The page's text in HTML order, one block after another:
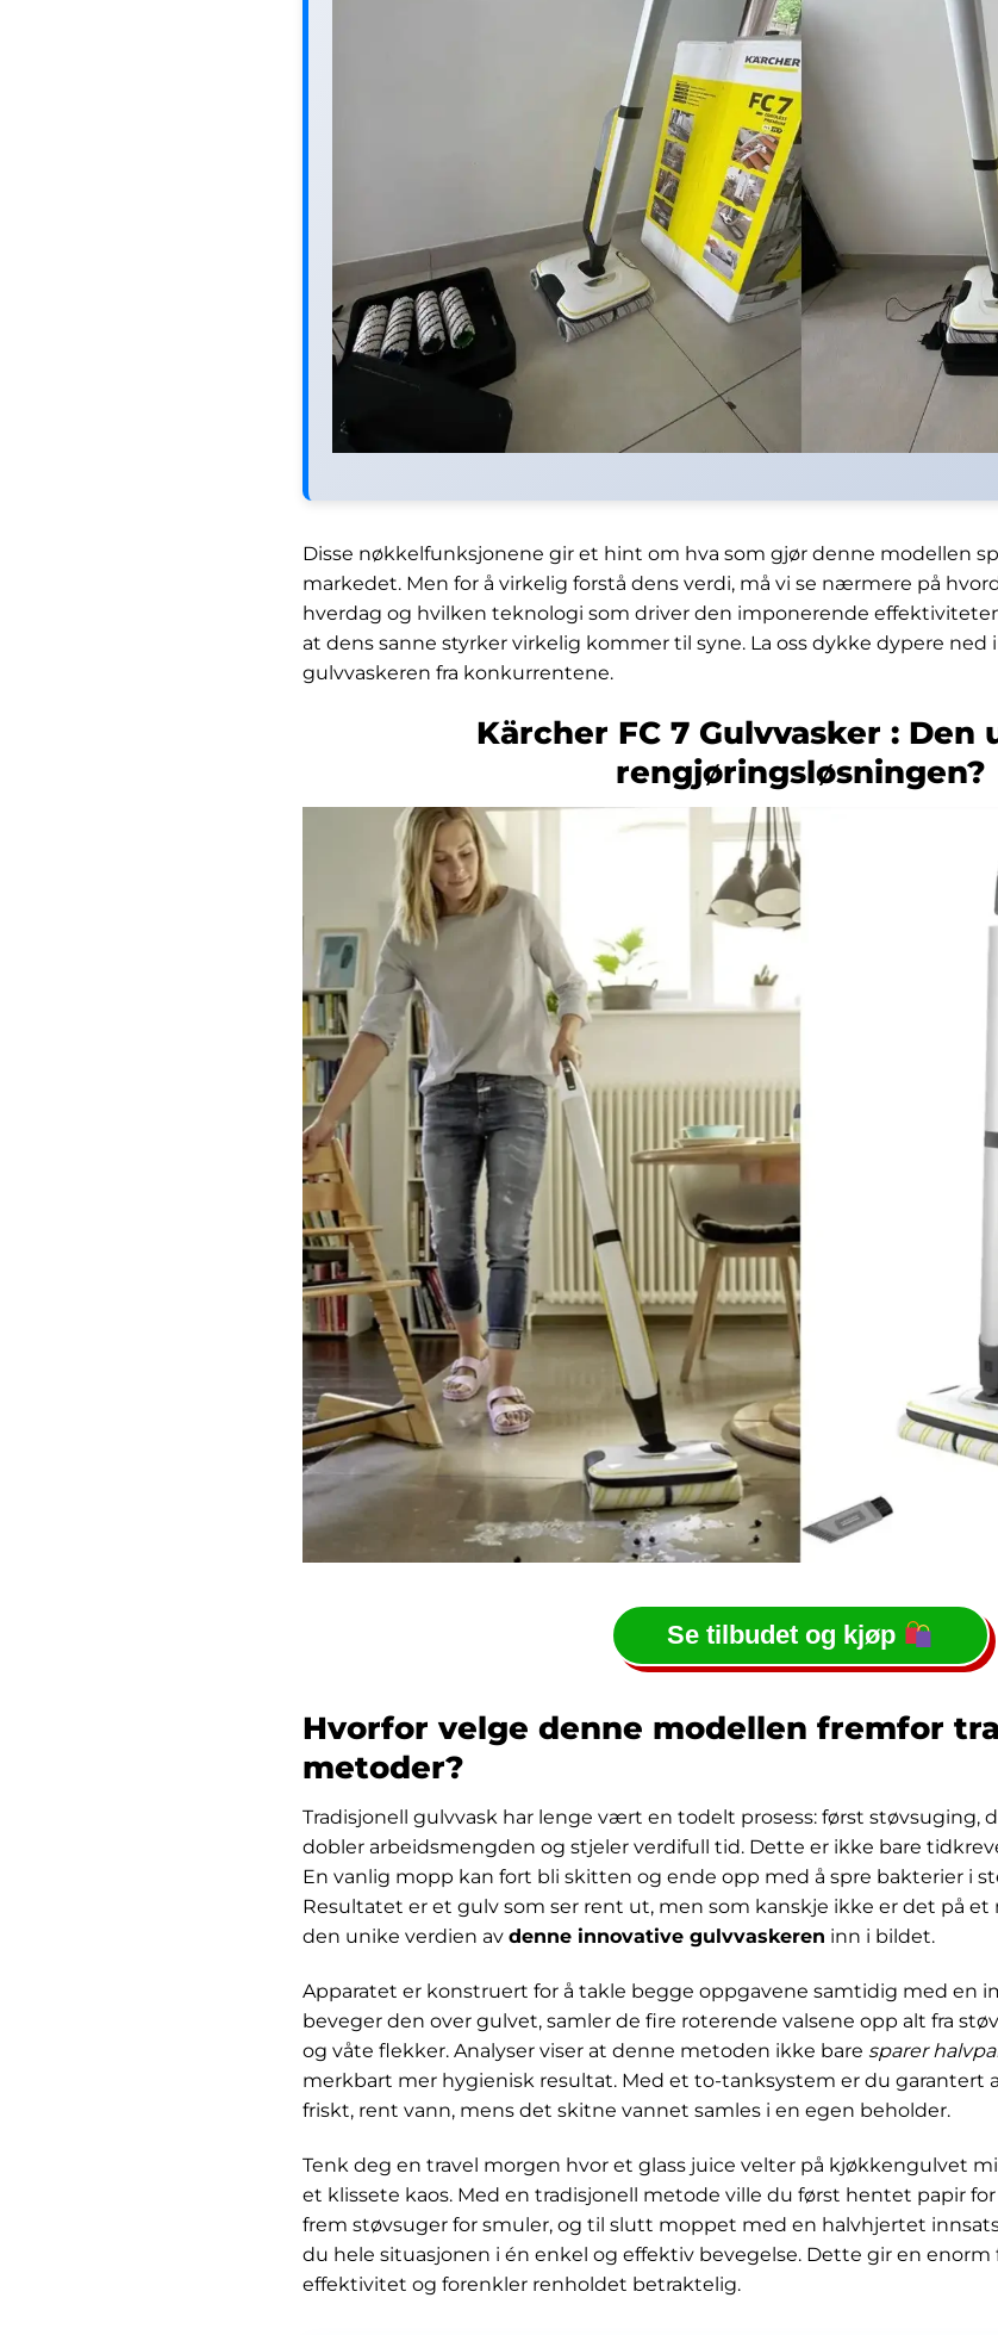
Disse nøkkelfunksjonene gir et hint om hva som gjør denne modellen
markedet. Men for å virkelig forstå dens verdi, må vi se nærmere på
hverdag og hvilken teknologi som driver den imponerende
at dens sanne styrker virkelig kommer til syne. La oss dykke dypere
gulvvaskeren fra konkurrentene.
Kärcher FC 7 Gulvvasker : Den
rengjøringsløsningen?
Se tilbudet og kjøp
Hvorfor velge denne modellen fremfor
metoder?
Tradisjonell gulvvask har lenge vært en todelt prosess: først støvsuging,
dobler arbeidsmengden og stjeler verdifull tid. Dette er ikke bare
En vanlig mopp kan fort bli skitten og ende opp med å spre bakterier i
Resultatet er et gulv som ser rent ut, men som kanskje ikke er det på
den unike verdien av denne innovative gulvvaskeren inn i bildet.
Apparatet er konstruert for å takle begge oppgavene samtidig med en
beveger den over gulvet, samler de fire roterende valsene opp alt fra
og våte flekker. Analyser viser at denne metoden ikke bare sparer
merkbart mer hygienisk resultat. Med et to-tanksystem er du garantert
friskt, rent vann, mens det skitne vannet samles i en egen beholder.
Tenk deg en travel morgen hvor et glass juice velter på kjøkkengulvet
et klissete kaos. Med en tradisjonell metode ville du først hentet papir
frem støvsuger for smuler, og til slutt moppet med en halvhjertet
du hele situasjonen i én enkel og effektiv bevegelse. Dette gir en
effektivitet og forenkler renholdet betraktelig.